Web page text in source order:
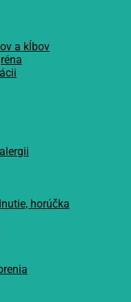
a kĺbov
horúčka